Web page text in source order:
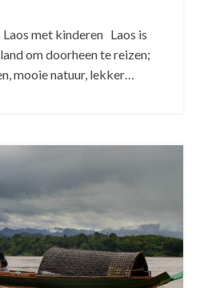
met kinderen Laos is
om doorheen te reizen;
mooie natuur, lekker…